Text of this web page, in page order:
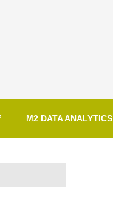
M2 DATA ANALYTICS